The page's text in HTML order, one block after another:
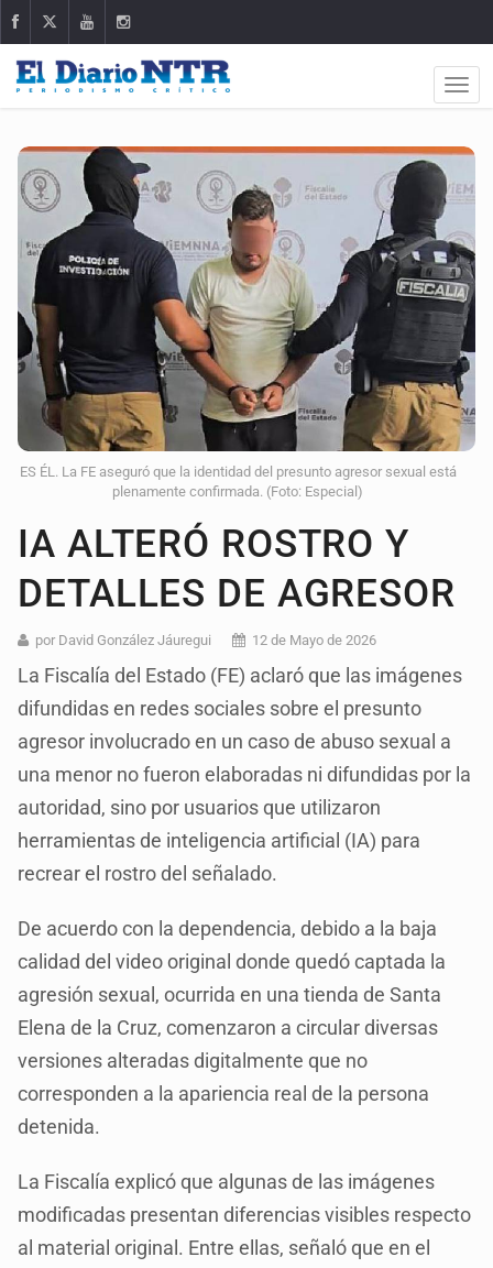
ES ÉL. La FE aseguró que la identidad del presunto agresor sexual está
plenamente confirmada. (Foto: Especial)
IA ALTERÓ ROSTRO Y
DETALLES DE AGRESOR
por David González Jáuregui 12 de Mayo de 2026
La Fiscalía del Estado (FE) aclaró que las imágenes
difundidas en redes sociales sobre el presunto
agresor involucrado en un caso de abuso sexual a
una menor no fueron elaboradas ni difundidas por la
autoridad, sino por usuarios que utilizaron
herramientas de inteligencia artificial (IA) para
recrear el rostro del señalado.
De acuerdo con la dependencia, debido a la baja
calidad del video original donde quedó captada la
agresión sexual, ocurrida en una tienda de Santa
Elena de la Cruz, comenzaron a circular diversas
versiones alteradas digitalmente que no
corresponden a la apariencia real de la persona
detenida.
La Fiscalía explicó que algunas de las imágenes
modificadas presentan diferencias visibles respecto
al material original. Entre ellas, señaló que en el